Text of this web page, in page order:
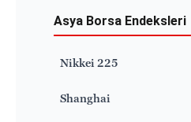
Asya Borsa Endeksleri
Nikkei 225
Shanghai